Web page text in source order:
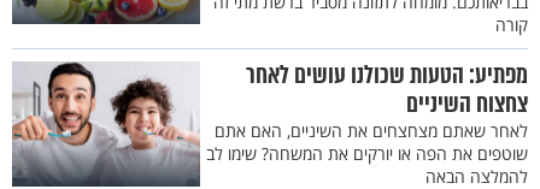
קורה
מפתיע: הטעות שכולנו עושים לאחר
צחצוח השיניים
לאחר שאתם מצחצחים את השיניים, האם אתם
שוטפים את הפה או יורקים את המשחה? שימו לב
להמלצה הבאה